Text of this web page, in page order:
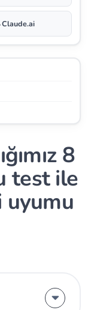
Claude.ai
8
test ile
uyumu